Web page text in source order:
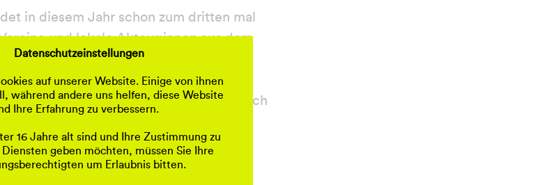
in diesem Jahr schon zum dritten mal
und lokale Akteur:innen aus dem
Baumschulenstraße Köpenicker
Jahr wieder ein. Bewohner:innen
hinaus Interessierten sind herzlich
bei der Veranstaltung einzubringen,
Datenschutzeinstellungen
auf unserer Website. Einige von ihnen
während andere uns helfen, diese Website
Ihre Erfahrung zu verbessern.
16 Jahre alt sind und Ihre Zustimmung zu
geben möchten, müssen Sie Ihre
um Erlaubnis bitten.